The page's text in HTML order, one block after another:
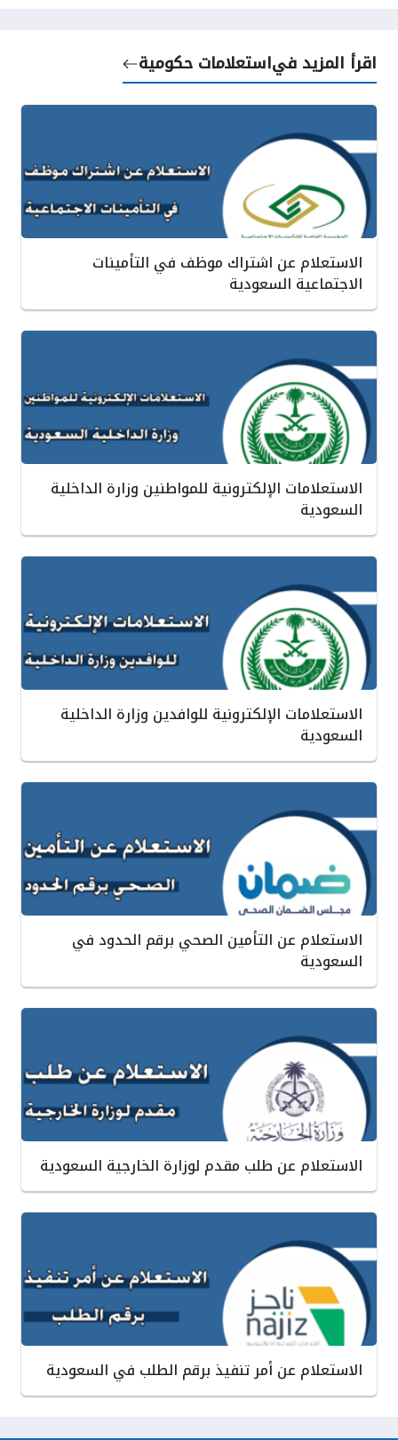
اقرأ المزيد فياستعلامات حكومية
الاستعلام عن اشتراك موظف في التأمينات
الاجتماعية السعودية
الاستعلامات الإلكترونية للمواطنين وزارة الداخلية
السعودية
الاستعلامات الإلكترونية للوافدين وزارة الداخلية
السعودية
الاستعلام عن التأمين الصحي برقم الحدود في
السعودية
الاستعلام عن طلب مقدم لوزارة الخارجية السعودية
الاستعلام عن أمر تنفيذ برقم الطلب في السعودية